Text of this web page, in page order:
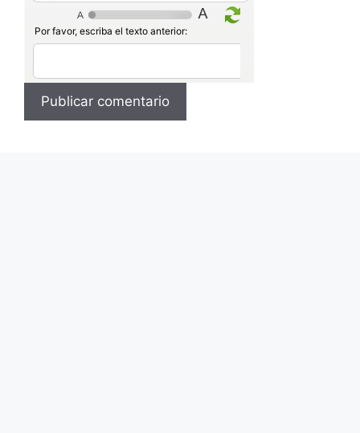
Por favor, escriba el texto anterior: